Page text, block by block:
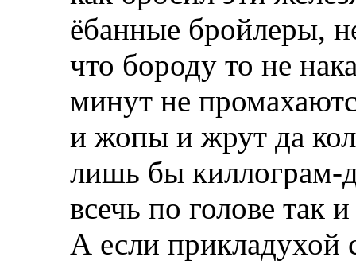
ёбанные бройлеры,
что бороду то не
минут не
и жопы и жрут да
лишь бы киллограм-
всечь по голове так
А если прикладухой